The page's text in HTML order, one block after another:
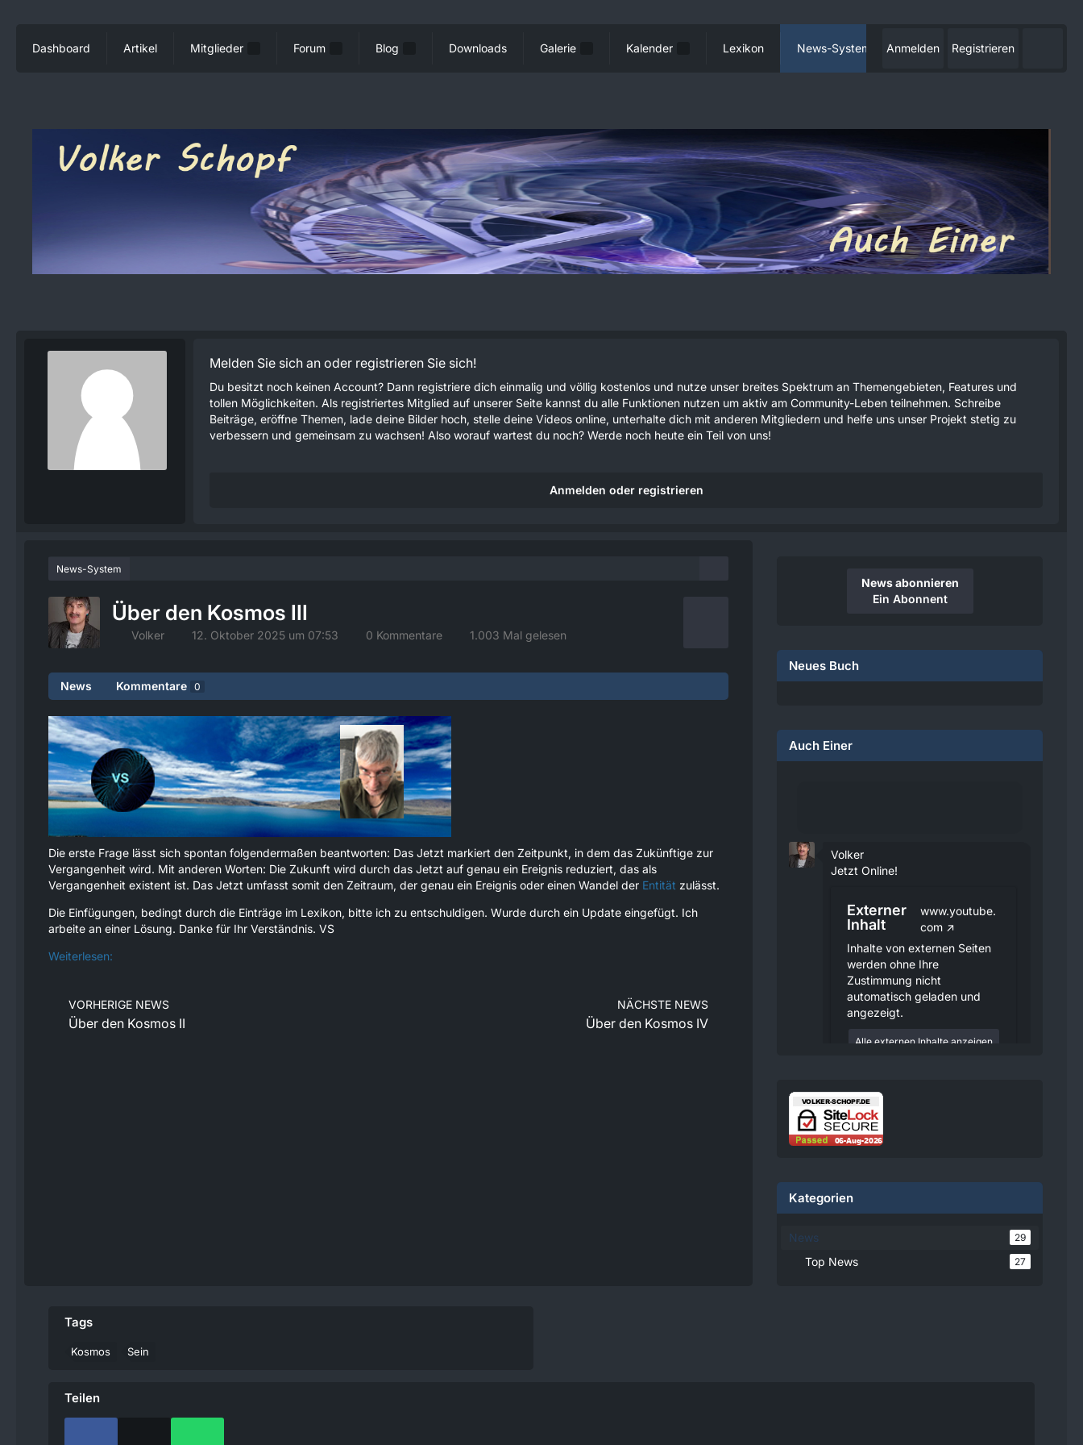
Dashboard Artikel Mitglieder Forum Blog Downloads Galerie Kalender Lexikon News-System Anmelden Registrieren
Melden Sie sich an oder registrieren Sie sich!
Du besitzt noch keinen Account? Dann registriere dich einmalig und völlig kostenlos und nutze unser breites Spektrum an Themengebieten, Features und
tollen Möglichkeiten. Als registriertes Mitglied auf unserer Seite kannst du alle Funktionen nutzen um aktiv am Community-Leben teilnehmen. Schreibe
Beiträge, eröffne Themen, lade deine Bilder hoch, stelle deine Videos online, unterhalte dich mit anderen Mitgliedern und helfe uns unser Projekt stetig zu
verbessern und gemeinsam zu wachsen! Also worauf wartest du noch? Werde noch heute ein Teil von uns!
Anmelden oder registrieren
News-System
Über den Kosmos III
Volker 12. Oktober 2025 um 07:53 0 Kommentare 1.003 Mal gelesen
News Kommentare 0
Die erste Frage lässt sich spontan folgendermaßen beantworten: Das Jetzt markiert den Zeitpunkt, in dem das Zukünftige zur
Vergangenheit wird. Mit anderen Worten: Die Zukunft wird durch das Jetzt auf genau ein Ereignis reduziert, das als
Vergangenheit existent ist. Das Jetzt umfasst somit den Zeitraum, der genau ein Ereignis oder einen Wandel der Entität zulässt.
Die Einfügungen, bedingt durch die Einträge im Lexikon, bitte ich zu entschuldigen. Wurde durch ein Update eingefügt. Ich
arbeite an einer Lösung. Danke für Ihr Verständnis. VS
Weiterlesen:
VORHERIGE NEWS
Über den Kosmos II
NÄCHSTE NEWS
Über den Kosmos IV
News abonnieren
Ein Abonnent
Neues Buch
Auch Einer
Volker
Jetzt Online!
Externer
Inhalt
www.youtube.
com
Inhalte von externen Seiten
werden ohne Ihre
Zustimmung nicht
automatisch geladen und
angezeigt.
Alle externen Inhalte anzeigen
damit einverstanden, dass
personenbezogene Daten an
Drittplattformen übermittelt
werden. Mehr Informationen
08:25
Jetzt Online!
Kategorien
News 29
Top News 27
Tags
Kosmos Sein
Teilen